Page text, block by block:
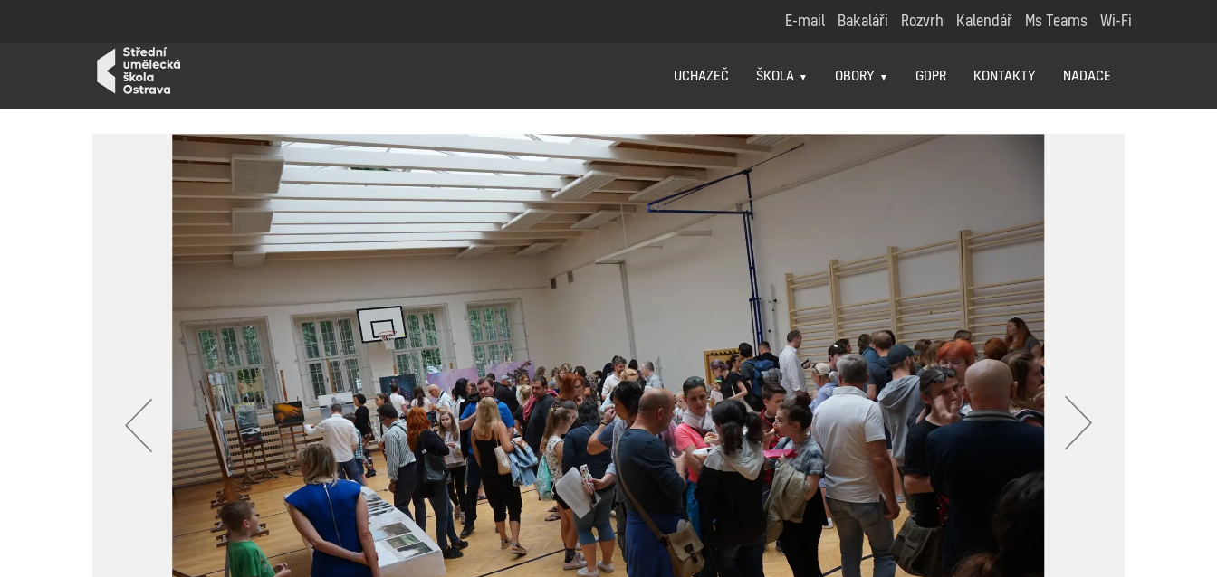
E-mail Bakaláři Rozvrh Kalendář Ms Teams Wi-Fi
UCHAZEČ ŠKOLA OBORY GDPR KONTAKTY NADACE